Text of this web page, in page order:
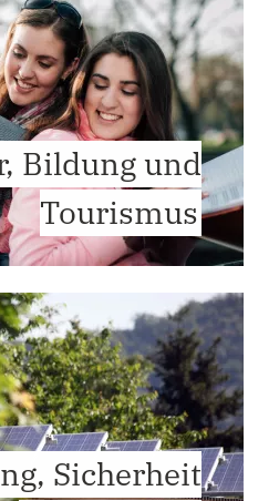
Bildung und
Tourismus
Sicherheit